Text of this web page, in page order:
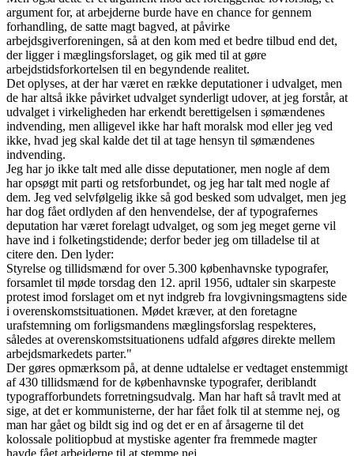
argument for, at arbejderne burde have en chance for gennem
forhandling, de satte magt bagved, at påvirke
arbejdsgiverforeningen, så at den kom med et bedre tilbud end det,
der ligger i mæglingsforslaget, og gik med til at gøre
arbejdstidsforkortelsen til en begyndende realitet.
Det oplyses, at der har været en række deputationer i udvalget, men
de har altså ikke påvirket udvalget synderligt udover, at jeg forstår, at
udvalget i virkeligheden har erkendt berettigelsen i sømændenes
indvending, men alligevel ikke har haft moralsk mod eller jeg ved
ikke, hvad jeg skal kalde det til at tage hensyn til sømændenes
indvending.
Jeg har jo ikke talt med alle disse deputationer, men nogle af dem
har opsøgt mit parti og retsforbundet, og jeg har talt med nogle af
dem. Jeg ved selvfølgelig ikke så god besked som udvalget, men jeg
har dog fået ordlyden af den henvendelse, der af typografernes
deputation har været forelagt udvalget, og som jeg meget gerne vil
have ind i folketingstidende; derfor beder jeg om tilladelse til at
citere den. Den lyder:
Styrelse og tillidsmænd for over 5.300 københavnske typografer,
forsamlet til møde torsdag den 12. april 1956, udtaler sin skarpeste
protest imod forslaget om et nyt indgreb fra lovgivningsmagtens side
i overenskomstsituationen. Mødet kræver, at den foretagne
urafstemning om forligsmandens mæglingsforslag respekteres,
således at overenskomstsituationens udfald afgøres direkte mellem
arbejdsmarkedets parter."
Der gøres opmærksom på, at denne udtalelse er vedtaget enstemmigt
af 430 tillidsmænd for de københavnske typografer, deriblandt
typografforbundets forretningsudvalg. Man har haft så travlt med at
sige, at det er kommunisterne, der har fået folk til at stemme nej, og
man har gået og bildt sig ind og det er en af årsagerne til det
kolossale politiopbud at mystiske agenter fra fremmede magter
havde fået arbejderne til at stemme nej...